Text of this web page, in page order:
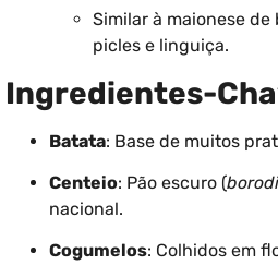
Similar à maionese
picles e linguiça.
Ingredientes-
Batata: Base de muitos
Centeio: Pão escuro (
nacional.
Cogumelos: Colhidos em